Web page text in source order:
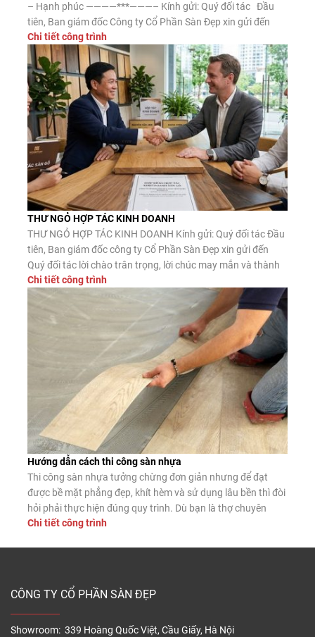
– Hạnh phúc ————***———– Kính gửi: Quý đối tác Đầu
tiên, Ban giám đốc Công ty Cổ Phần Sàn Đẹp xin gửi đến
Quý đối tác lời chào trân trọng, lời chúc may mắn và thành
công. Công ty CP Sàn […]
Chi tiết công trình
THƯ NGỎ HỢP TÁC KINH DOANH
THƯ NGỎ HỢP TÁC KINH DOANH Kính gửi: Quý đối tác Đầu
tiên, Ban giám đốc công ty Cổ Phần Sàn Đẹp xin gửi đến
Quý đối tác lời chào trân trọng, lời chúc may mắn và thành
công. Công ty CP Sàn Đẹp là đơn vị nhập khẩu, phân phối
sàn gỗ công nghiệp, […]
Chi tiết công trình
Hướng dẫn cách thi công sàn nhựa
Thi công sàn nhựa tưởng chừng đơn giản nhưng để đạt
được bề mặt phẳng đẹp, khít hèm và sử dụng lâu bền thì đòi
hỏi phải thực hiện đúng quy trình. Dù bạn là thợ chuyên
nghiệp hay tự lát tại nhà, nắm vững các bước lắp đặt chuẩn
Chi tiết công trình
CÔNG TY CỔ PHẦN SÀN ĐẸP
Showroom: 339 Hoàng Quốc Việt, Cầu Giấy, Hà Nội